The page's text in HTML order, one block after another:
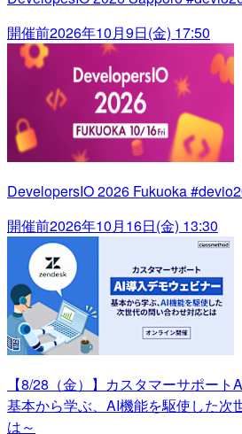
開催前2026年10月9日(金) 17:50
DevelopersIO 2026 Fukuoka
開催前2026年10月16日(金) 13:30
【8/28（金）】カスタマーサポー
基本から学ぶ、AI機能を駆使した次
は～